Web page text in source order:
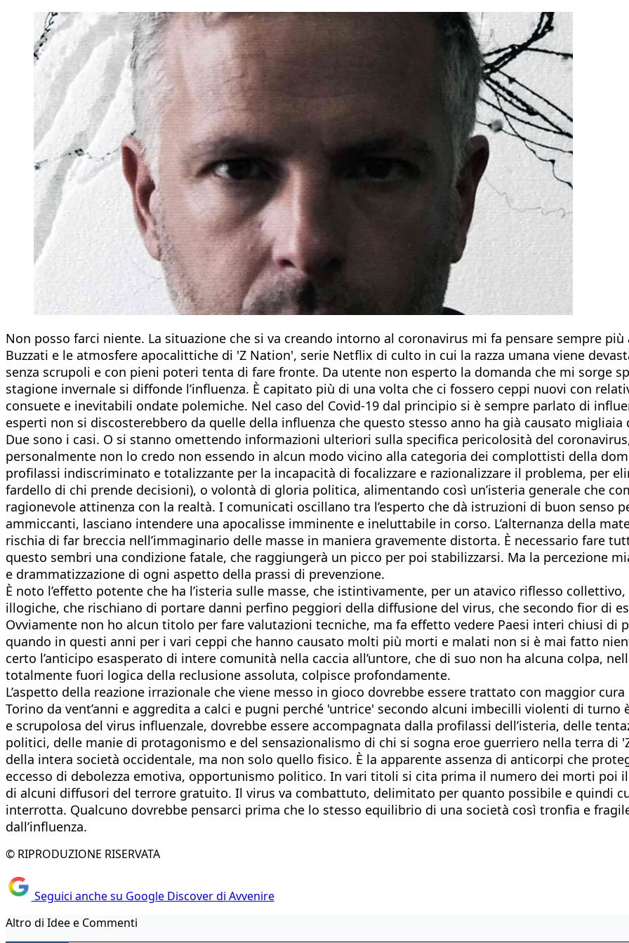
Non posso farci niente. La situazione che si va creando intorno al coronavirus mi fa pensare sempre
Buzzati e le atmosfere apocalittiche di 'Z Nation', serie Netflix di culto in cui la razza umana viene
senza scrupoli e con pieni poteri tenta di fare fronte. Da utente non esperto la domanda che mi sorge
stagione invernale si diffonde l’influenza. È capitato più di una volta che ci fossero ceppi nuovi con
consuete e inevitabili ondate polemiche. Nel caso del Covid-19 dal principio si è sempre parlato di
esperti non si discosterebbero da quelle della influenza che questo stesso anno ha già causato
Due sono i casi. O si stanno omettendo informazioni ulteriori sulla specifica pericolosità del
personalmente non lo credo non essendo in alcun modo vicino alla categoria dei complottisti della
profilassi indiscriminato e totalizzante per la incapacità di focalizzare e razionalizzare il problema, per
fardello di chi prende decisioni), o volontà di gloria politica, alimentando così un’isteria generale che
ragionevole attinenza con la realtà. I comunicati oscillano tra l’esperto che dà istruzioni di buon senso
ammiccanti, lasciano intendere una apocalisse imminente e ineluttabile in corso. L’alternanza della
rischia di far breccia nell’immaginario delle masse in maniera gravemente distorta. È necessario fare
questo sembri una condizione fatale, che raggiungerà un picco per poi stabilizzarsi. Ma la percezione
e drammatizzazione di ogni aspetto della prassi di prevenzione.
È noto l’effetto potente che ha l’isteria sulle masse, che istintivamente, per un atavico riflesso
illogiche, che rischiano di portare danni perfino peggiori della diffusione del virus, che secondo fior di
Ovviamente non ho alcun titolo per fare valutazioni tecniche, ma fa effetto vedere Paesi interi chiusi
quando in questi anni per i vari ceppi che hanno causato molti più morti e malati non si è mai fatto
certo l’anticipo esasperato di intere comunità nella caccia all’untore, che di suo non ha alcuna colpa,
totalmente fuori logica della reclusione assoluta, colpisce profondamente.
L’aspetto della reazione irrazionale che viene messo in gioco dovrebbe essere trattato con maggior
Torino da vent’anni e aggredita a calci e pugni perché 'untrice' secondo alcuni imbecilli violenti di
e scrupolosa del virus influenzale, dovrebbe essere accompagnata dalla profilassi dell’isteria, delle
politici, delle manie di protagonismo e del sensazionalismo di chi si sogna eroe guerriero nella terra
della intera società occidentale, ma non solo quello fisico. È la apparente assenza di anticorpi che
eccesso di debolezza emotiva, opportunismo politico. In vari titoli si cita prima il numero dei morti poi
di alcuni diffusori del terrore gratuito. Il virus va combattuto, delimitato per quanto possibile e quindi
interrotta. Qualcuno dovrebbe pensarci prima che lo stesso equilibrio di una società così tronfia e
dall’influenza.
© RIPRODUZIONE RISERVATA
Seguici anche su Google Discover di Avvenire
Altro di Idee e Commenti